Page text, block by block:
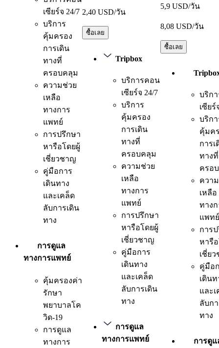
เซียร์จ 24/7
บริการ
คุ้มครอง
การเดิน
ทางที่
ครอบคลุม
ความช่วย
เหลือ
ทางการ
แพทย์
การปรึกษา
หารือโดยผู้
เชี่ยวชาญ
คู่มือการ
เดินทาง
และเคล็ด
ลับการเดิน
ทาง
การดูแล
ทางการแพทย์
คุ้มครองค่า
รักษา
พยาบาลโค
วิด-19
การดูแล
ทางการ
2,40 USD/วัน
ซื้อเลย
Tripbox
บริการคอน
เซียร์จ 24/7
บริการ
คุ้มครอง
การเดิน
ทางที่
ครอบคลุม
ความช่วย
เหลือ
ทางการ
แพทย์
การปรึกษา
หารือโดยผู้
เชี่ยวชาญ
คู่มือการ
เดินทาง
และเคล็ด
ลับการเดิน
ทาง
การดูแล
ทางการแพทย์
5,9 USD/วัน
8,08 USD/วัน
ซื้อเลย
บริก
เซียร์
บริก
คุ้มค
การเ
ทางที่
ครอ
ควา
เหลือ
ทาง
แพทย์
การ
หารื
เชี่ย
คู่มือ
เดินท
และ
ลับก
ทาง
การดูแ